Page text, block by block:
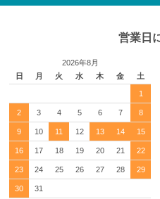
営業日
2026年8月
日
月 火 水 木 金 土
1
2 3 4 5 6 7 8
9 10 11 12 13 14 15
16 17 18 19 20 21 22
23 24 25 26 27 28 29
30 31